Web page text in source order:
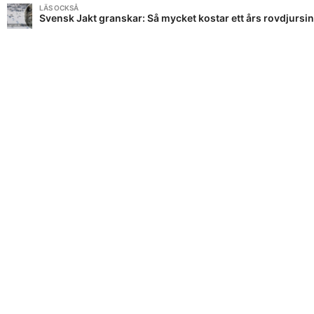
LÄS OCKSÅ
Svensk Jakt granskar: Så mycket kostar ett års